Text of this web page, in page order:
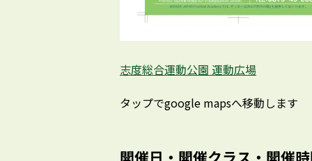
志度総合運動公園 運動広場
タップでgoogle mapsへ移動します
開催日・開催クラス・開催